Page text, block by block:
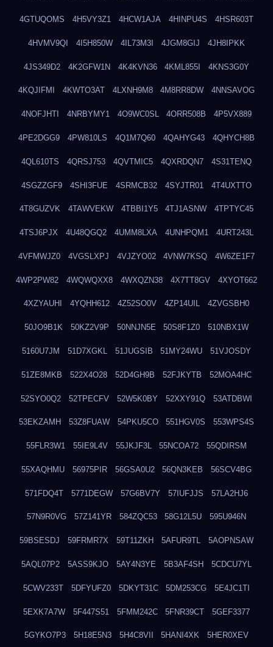
4GTUQOMS 4H5VY3Z1 4HCW1AJA 4HINPU4S 4HSR603T
4HVMV9QI 4I5H850W 4IL73M3I 4JGM8GIJ 4JH8IPKK
4JS349D2 4K2GFW1N 4K4KVN36 4KML855I 4KNS3G0Y
4KQJIFMI 4KWTO3AT 4LXNH9M8 4M8RR8DW 4NNSAVOG
4NOFJHTI 4NRBYMY1 4O9WC0SL 4ORR508B 4P5VX889
4PE2DGG9 4PW810LS 4Q1M7Q60 4QAHYG43 4QHYCH8B
4QL610TS 4QRSJ753 4QVTMIC5 4QXRDQN7 4S31TENQ
4SGZZGF9 4SHI3FUE 4SRMCB32 4SYJTR01 4T4UXTTO
4T8GUZVK 4TAWVEKW 4TBBI1Y5 4TJ1ASNW 4TPTYC45
4TSJ6PJX 4U48QGQ2 4UMM8LXA 4UNHPQM1 4URT243L
4VFMWJZ0 4VGSLXPJ 4VJZYO02 4VNW7KSQ 4W6ZE1F7
4WP2PW82 4WQWQXX8 4WXQZN38 4X7TT8GV 4XYOT662
4XZYAUHI 4YQHH612 4Z52SO0V 4ZP14UIL 4ZVGSBH0
50JO9B1K 50KZ2V9P 50NNJN5E 50S8F1Z0 510NBX1W
5160U7JM 51D7XGKL 51JUGSIB 51MY24WU 51VJOSDY
51ZE8MKB 522X4O28 52D4GH9B 52FJKYTB 52MOA4HC
52SYO0Q2 52TPECFV 52W5K0BY 52XXY91Q 53ATDBWI
53EKZAMH 53Z8FUAW 54PKU5CO 551HGV0S 553WPS4S
55FLR3W1 55IE9L4V 55JKJF3L 55NCOA72 55QDIRSM
55XAQHMU 56975PIR 56GSA0U2 56QN3KEB 56SCV4BG
571FDQ4T 5771DEGW 57G6BV7Y 57IUFJJS 57LA2HJ6
57N9R0VG 57Z141YR 584ZQC53 58G12L5U 595U946N
59BSESDJ 59FRMR7X 59T11ZKH 5AFUR9TL 5AOPNSAW
5AQL07P2 5ASS9KJO 5AY4N3YE 5B3AF4SH 5CDCU7YL
5CWV233T 5DFYUFZ0 5DKYT31C 5DM253CG 5E4JC1TI
5EXK7A7W 5F447S51 5FMM242C 5FNR39CT 5GEF3377
5GYKO7P3 5H18E5N3 5H4C8VII 5HANI4XK 5HER0XEV